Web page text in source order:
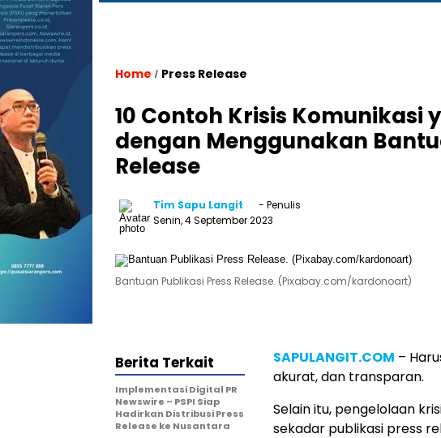
Home / Press Release
10 Contoh Krisis Komunikasi
dengan Menggunakan
Release
Tim Sapu Langit
- Penulis
Senin, 4 September 2023
Bantuan Publikasi Press Release. (Pixabay.com/kardonoart)
SAPULANGIT.COM –
akurat, dan transparan.
Selain itu, pengelolaan
sekadar publikasi press
Berita Terkait
Implementasi Digital PR
Newswire – PSPI Siap
Hadirkan Distribusi Press
Release ke Nusantara